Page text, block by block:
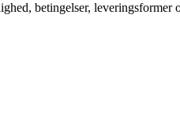
betingelser, leveringsformer